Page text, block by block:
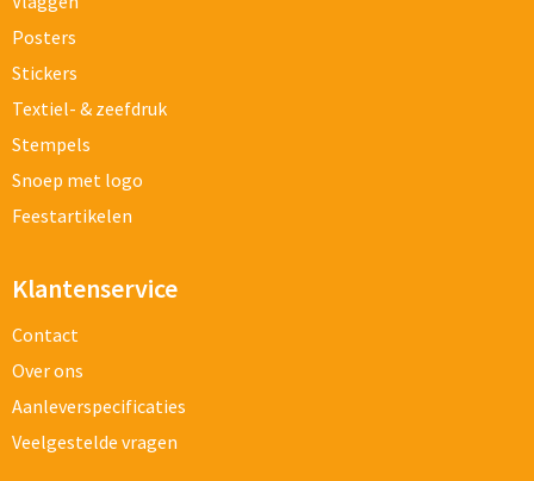
Posters
Stickers
Textiel- & zeefdruk
Stempels
Snoep met logo
Feestartikelen
Klantenservice
Contact
Over ons
Aanleverspecificaties
Veelgestelde vragen